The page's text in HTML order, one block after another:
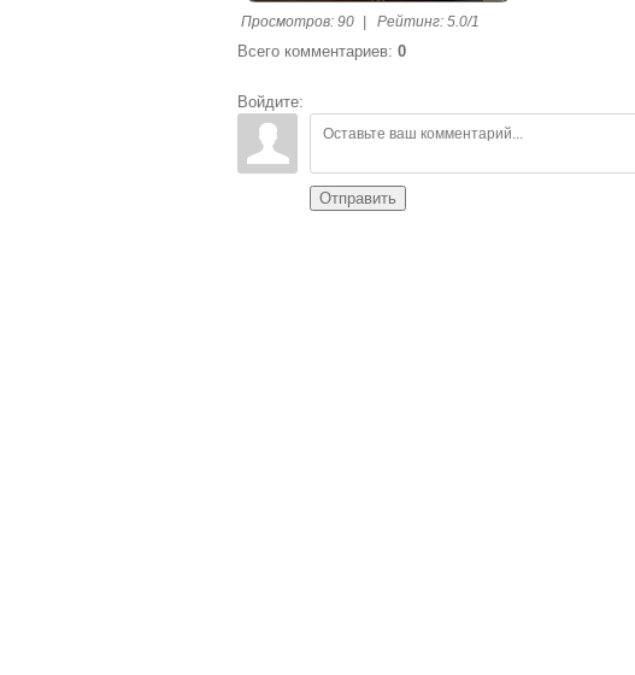
Просмотров: 90 Рейтинг: 5.0/1
Всего комментариев: 0
Войдите:
Отправить